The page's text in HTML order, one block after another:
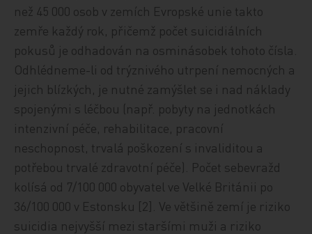
než 45 000 osob v zemích Evropské unie takto
zemře každý rok, přičemž počet suicidiálních
pokusů je odhadován na osminásobek tohoto čísla.
Odhlédneme-li od trýznivého utrpení nemocných a
jejich blízkých, je nutné zamýšlet se i nad náklady
spojenými s léčbou (např. pobyty na jednotkách
intenzivní péče, rehabilitace, pracovní
neschopnost, trvalá poškození s invaliditou a
potřebou trvalé zdravotní péče). Počet sebevražd
kolísá od 7/100 000 obyvatel ve Velké Británii po
36/100 000 v Estonsku [2]. Ve většině zemí je riziko
suicidia nejvyšší mezi staršími muži a riziko